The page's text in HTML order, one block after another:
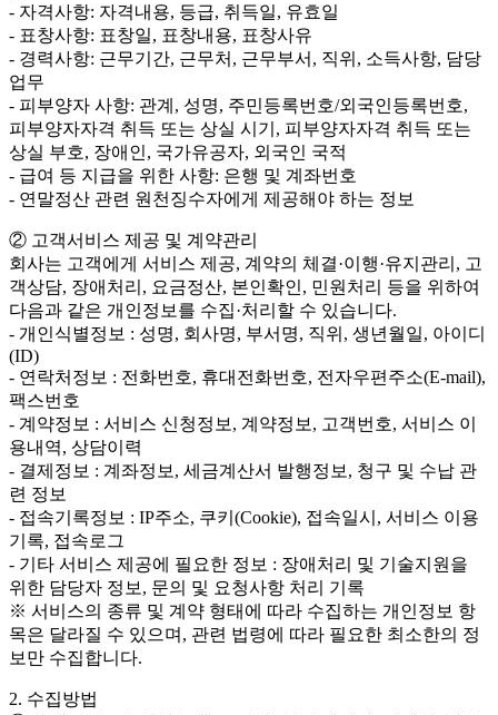
- 자격사항: 자격내용, 등급, 취득일, 유효일
- 표창사항: 표창일, 표창내용, 표창사유
- 경력사항: 근무기간, 근무처, 근무부서, 직위, 소득사항, 담당
업무
- 피부양자 사항: 관계, 성명, 주민등록번호/외국인등록번호,
피부양자자격 취득 또는 상실 시기, 피부양자자격 취득 또는
상실 부호, 장애인, 국가유공자, 외국인 국적
- 급여 등 지급을 위한 사항: 은행 및 계좌번호
- 연말정산 관련 원천징수자에게 제공해야 하는 정보
② 고객서비스 제공 및 계약관리
회사는 고객에게 서비스 제공, 계약의 체결·이행·유지관리, 고
객상담, 장애처리, 요금정산, 본인확인, 민원처리 등을 위하여
다음과 같은 개인정보를 수집·처리할 수 있습니다.
- 개인식별정보 : 성명, 회사명, 부서명, 직위, 생년월일, 아이디
(ID)
- 연락처정보 : 전화번호, 휴대전화번호, 전자우편주소(E-mail),
팩스번호
- 계약정보 : 서비스 신청정보, 계약정보, 고객번호, 서비스 이
용내역, 상담이력
- 결제정보 : 계좌정보, 세금계산서 발행정보, 청구 및 수납 관
련 정보
- 접속기록정보 : IP주소, 쿠키(Cookie), 접속일시, 서비스 이용
기록, 접속로그
- 기타 서비스 제공에 필요한 정보 : 장애처리 및 기술지원을
위한 담당자 정보, 문의 및 요청사항 처리 기록
※ 서비스의 종류 및 계약 형태에 따라 수집하는 개인정보 항
목은 달라질 수 있으며, 관련 법령에 따라 필요한 최소한의 정
보만 수집합니다.
2. 수집방법